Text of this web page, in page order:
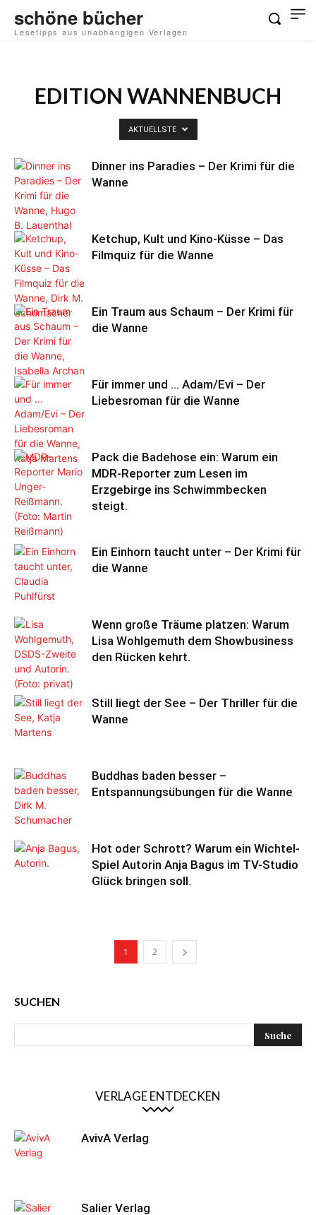
schöne bücher
Lesetipps aus unabhängigen Verlagen
EDITION WANNENBUCH
AKTUELLSTE
Dinner ins Paradies – Der Krimi für die
Wanne
Ketchup, Kult und Kino-Küsse – Das
Filmquiz für die Wanne
Ein Traum aus Schaum – Der Krimi für
die Wanne
Für immer und … Adam/Evi – Der
Liebesroman für die Wanne
Pack die Badehose ein: Warum ein
MDR-Reporter zum Lesen im
Erzgebirge ins Schwimmbecken
steigt.
Ein Einhorn taucht unter – Der Krimi für
die Wanne
Wenn große Träume platzen: Warum
Lisa Wohlgemuth dem Showbusiness
den Rücken kehrt.
Still liegt der See – Der Thriller für die
Wanne
Buddhas baden besser –
Entspannungsübungen für die Wanne
Hot oder Schrott? Warum ein Wichtel-
Spiel Autorin Anja Bagus im TV-Studio
Glück bringen soll.
1 2
SUCHEN
VERLAGE ENTDECKEN
AvivA Verlag
Salier Verlag